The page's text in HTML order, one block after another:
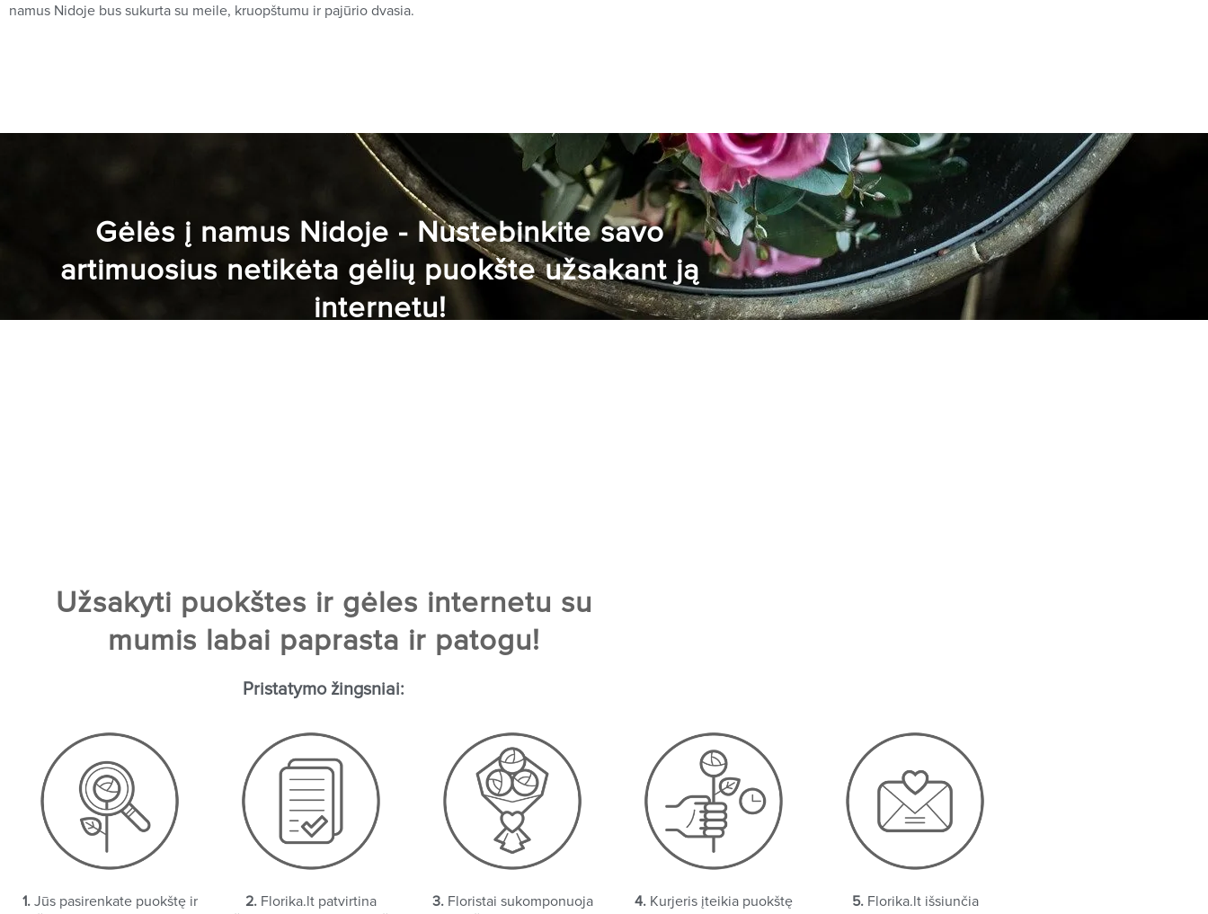
namus Nidoje bus sukurta su meile, kruopštumu ir pajūrio dvasia.
Gėlės į namus Nidoje - Nustebinkite savo
artimuosius netikėta gėlių puokšte užsakant ją
internetu!
Užsakyti puokštes ir gėles internetu su
mumis labai paprasta ir patogu!
Pristatymo žingsniai:
1.Jūs pasirenkate puokštę ir
2. Florika.lt patvirtina
3.Floristai sukomponuoja
4. Kurjeris įteikia puokštę
5.Florika.lt išsiunčia